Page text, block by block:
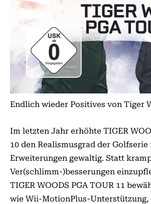
Endlich wieder Positives von Tiger
Im letzten Jahr erhöhte TIGER
10 den Realismusgrad der
Erweiterungen gewaltig. Statt
Ver(schlimm-)besserungen
TIGER WOODS PGA TOUR 11
wie Wii-MotionPlus-Unterstützung,